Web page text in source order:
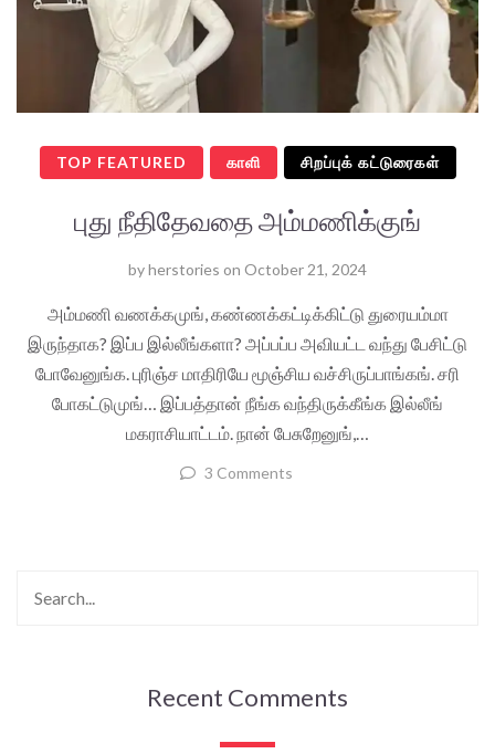
TOP FEATURED காளி சிறப்புக் கட்டுரைகள்
புது நீதிதேவதை அம்மணிக்குங்
byherstories on October 21, 2024
அம்மணி வணக்கமுங், கண்ணக்கட்டிக்கிட்டு துரையம்மா
இருந்தாக? இப்ப இல்லீங்களா? அப்பப்ப அவியட்ட வந்து பேசிட்டு
போவேனுங்க. புரிஞ்ச மாதிரியே மூஞ்சிய வச்சிருப்பாங்கங். சரி
போகட்டுமுங்… இப்பத்தான் நீங்க வந்திருக்கீங்க இல்லீங்
மகராசியாட்டம். நான் பேசுறேனுங்,…
3 Comments
Recent Comments